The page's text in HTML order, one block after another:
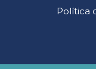
Política